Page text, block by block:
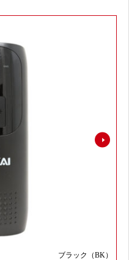
ブラック（BK）